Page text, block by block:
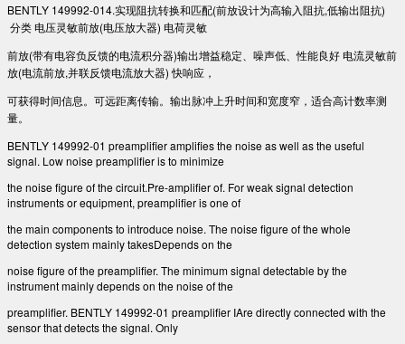
BENTLY 149992-014.实现阻抗转换和匹配(前放设计为高输入阻抗,低输出阻抗)
分类 电压灵敏前放(电压放大器) 电荷灵敏
前放(带有电容负反馈的电流积分器)输出增益稳定、噪声低、性能良好 电流灵敏前
放(电流前放,并联反馈电流放大器) 快响应，
可获得时间信息。可远距离传输。输出脉冲上升时间和宽度窄，适合高计数率测
量。
BENTLY 149992-01 preamplifier amplifies the noise as well as the useful
signal. Low noise preamplifier is to minimize
the noise figure of the circuit.Pre-amplifier of. For weak signal detection
instruments or equipment, preamplifier is one of
the main components to introduce noise. The noise figure of the whole
detection system mainly takesDepends on the
noise figure of the preamplifier. The minimum signal detectable by the
instrument mainly depends on the noise of the
preamplifier. BENTLY 149992-01 preamplifier IAre directly connected with the
sensor that detects the signal. Only